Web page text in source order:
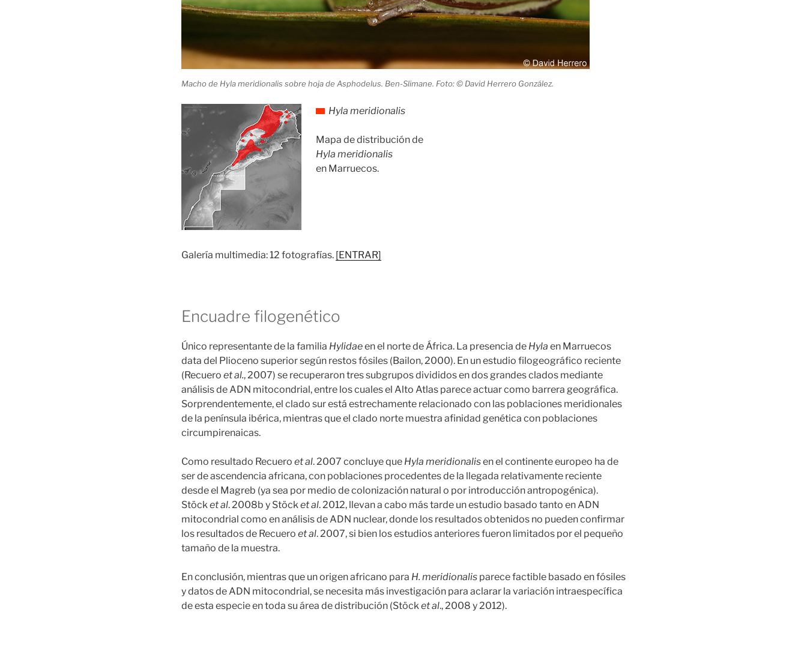
Macho de Hyla meridionalis sobre hoja de Asphodelus. Ben-Slimane. Foto: © David Herrero González.
Hyla meridionalis
Mapa de distribución de
Hyla meridionalis
en Marruecos.
Galería multimedia: 12 fotografías. [ENTRAR]
Encuadre filogenético
Único representante de la familia Hylidaeen el norte de África. La presencia de Hyla en Marruecos
data del Plioceno superior según restos fósiles (Bailon, 2000). En un estudio filogeográfico reciente
(Recuero et al., 2007) se recuperaron tres subgrupos divididos en dos grandes clados mediante
análisis de ADN mitocondrial, entre los cuales el Alto Atlas parece actuar como barrera geográfica.
Sorprendentemente, el clado sur está estrechamente relacionado con las poblaciones meridionales
de la península ibérica, mientras que el clado norte muestra afinidad genética con poblaciones
circumpirenaicas.
Como resultado Recuero et al. 2007 concluye que Hyla meridionalisen el continente europeo ha de
ser de ascendencia africana, con poblaciones procedentes de la llegada relativamente reciente
desde el Magreb (ya sea por medio de colonización natural o por introducción antropogénica).
Stöcket al. 2008b y Stöcket al. 2012, llevan a cabo más tarde un estudio basado tanto en ADN
mitocondrial como en análisis de ADN nuclear, donde los resultados obtenidos no pueden confirmar
los resultados de Recuero et al. 2007, si bien los estudios anteriores fueron limitados por el pequeño
tamaño de la muestra.
En conclusión, mientras que un origen africano para H. meridionalis parece factible basado en fósiles
y datos de ADN mitocondrial, se necesita más investigación para aclarar la variación intraespecífica
de esta especie en toda su área de distribución (Stöcket al., 2008 y 2012).